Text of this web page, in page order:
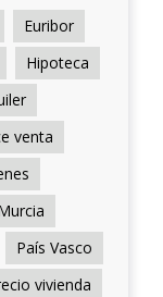
Euribor
Hipoteca
venta
País Vasco
vivienda